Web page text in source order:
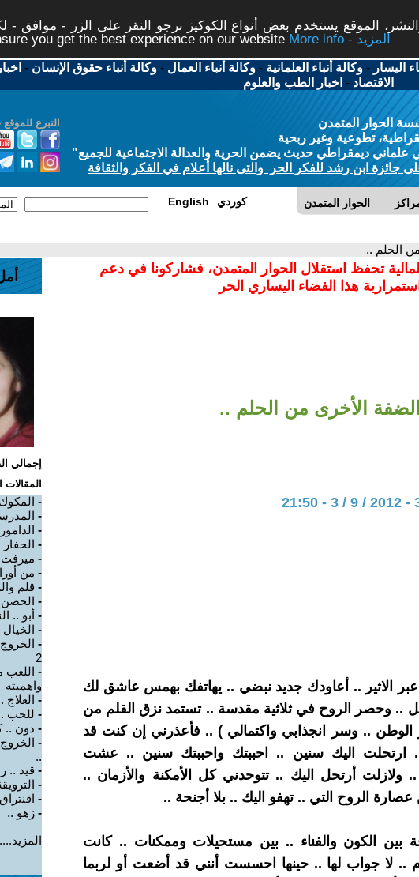
الموقع يستخدم بعض أنواع الكوكيز نرجو النقر على الزر - موافق -
you get the best experience on our website
More info - المزيد
اليسار -وكالة أنباء العلمانية -وكالة أنباء العمال -وكالة أنباء حقوق الإنسان -
الاقتصاد - اخبار الطب والعلوم
التبرع
الحوار المتمدن
تطوعية وغير ربحية
ديمقراطي حديث يضمن الحرية والعدالة الاجتماعية للجميع"
جائزة ابن رشد للفكر الحر والتى نالها أعلام في الفكر والثقافة
الحوار المتمدن English كوردي
الحلم ..
تحفظ استقلال الحوار المتمدن، فشاركونا في دعم
استمرارية هذا الفضاء اليساري الحر
الضفة الأخرى من الحلم ..
عبر الاثير .. أعاودك جديد نبضي .. يهاتفك بهمس عاشق لك
.. وحصر الروح في ثلاثية مقدسة .. تستمد نزق القلم من
.. وسر انجذابي واكتمالي ) .. فأعذرني إن كنت قد
اليك سنين .. احببتك واحببتك سنين .. عشت
أرتحل اليك .. تتوحدني كل الأمكنة والأزمان ..
الروح التي .. تهفو اليك .. بلا أجنحة ..
بين الكون والفناء .. بين مستحيلات وممكنات .. كانت
.. لا جواب لها .. حينها احسست أنني قد أضعت أو لربما
إجمالي
المقالات
-
-
-
- الحفار
- ميرفت
- من
- قلم
-
- أبو ..
-
-
2
- اللعب
واهميته
-
- للحب
- دون ..
-
..
- قيد ..
-
-
- زهو ..